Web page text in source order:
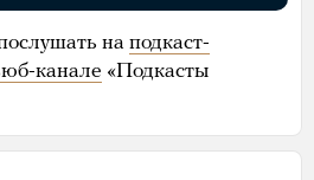
на подкаст-
канале «Подкасты